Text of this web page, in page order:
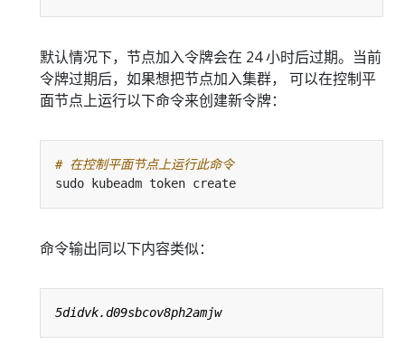
默认情况下，节点加入令牌会在 24 小时后过期。当前
令牌过期后，如果想把节点加入集群， 可以在控制平
面节点上运行以下命令来创建新令牌：
# 在控制平面节点上运行此命令
命令输出同以下内容类似：